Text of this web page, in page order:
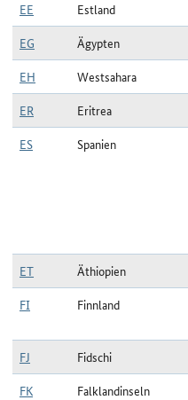
EE
Estland
EG
Ägypten
EH
Westsahara
ER
Eritrea
ES
Spanien
ET
Äthiopien
FI
Finnland
FJ
Fidschi
FK
Falklandinseln